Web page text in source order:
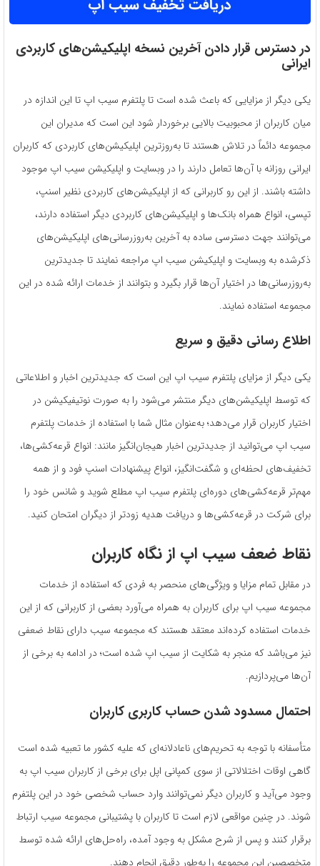
در دسترس قرار دادن آخرین نسخه اپلیکیشن‌های کاربردی
ایرانی
یکی دیگر از مزایایی که باعث شده است تا پلتفرم سیب اپ تا این اندازه در
میان کاربران از محبوبیت بالایی برخوردار شود این است که مدیران این
مجموعه دائماً در تلاش هستند تا به‌روزترین اپلیکیشن‌های کاربردی که کاربران
ایرانی روزانه با آن‌ها تعامل دارند را در وبسایت و اپلیکیشن سیب اپ موجود
داشته باشند. از این ‌رو کاربرانی که از اپلیکیشن‌های کاربردی نظیر اسنپ،
تپسی، انواع همراه بانک‌ها و اپلیکیشن‌های کاربردی دیگر استفاده دارند،
می‌توانند جهت دسترسی ساده به آخرین به‌روزرسانی‌های اپلیکیشن‌های
ذکرشده به وبسایت و اپلیکیشن سیب اپ مراجعه نمایند تا جدیدترین
به‌روزرسانی‌ها در اختیار آن‌ها قرار بگیرد و بتوانند از خدمات ارائه ‌شده در این
مجموعه استفاده نمایند.
اطلاع رسانی دقیق و سریع
یکی دیگر از مزایای پلتفرم سیب اپ این است که جدیدترین اخبار و اطلاعاتی
که توسط اپلیکیشن‌های دیگر منتشر می‌شود را به ‌صورت نوتیفیکیشن در
اختیار کاربران قرار می‌دهد؛ به‌عنوان مثال شما با استفاده از خدمات پلتفرم
سیب اپ می‌توانید از جدیدترین اخبار هیجان‌انگیز مانند: انواع قرعه‌کشی‌ها،
تخفیف‌های لحظه‌ای و شگفت‌انگیز، انواع پیشنهادات اسنپ فود و از همه
مهم‌تر قرعه‌کشی‌های دوره‌ای پلتفرم سیب اپ مطلع شوید و شانس خود را
برای شرکت در قرعه‌کشی‌ها و دریافت هدیه زودتر از دیگران امتحان کنید.
نقاط ضعف سیب اپ از نگاه کاربران
در مقابل تمام مزایا و ویژگی‌های منحصر به ‌فردی که استفاده از خدمات
مجموعه سیب اپ برای کاربران به همراه می‌آورد بعضی از کاربرانی که از این
خدمات استفاده کرده‌اند معتقد هستند که مجموعه سیب دارای نقاط ضعفی
نیز می‌باشد که منجر به شکایت از سیب اپ شده است؛ در ادامه به برخی از
آن‌ها می‌پردازیم.
احتمال مسدود شدن حساب کاربری کاربران
متأسفانه با توجه به تحریم‌های ناعادلانه‌ای که علیه کشور ما تعبیه‌ شده است
گاهی اوقات اختلالاتی از سوی کمپانی اپل برای برخی از کاربران سیب اپ به
وجود می‌آید و کاربران دیگر نمی‌توانند وارد حساب شخصی خود در این پلتفرم
شوند. در چنین مواقعی لازم است تا کاربران با پشتیبانی مجموعه سیب ارتباط
برقرار کنند و پس از شرح مشکل به وجود آمده، راه‌حل‌های ارائه ‌شده توسط
متخصصین این مجموعه را به‌طور دقیق انجام دهند.